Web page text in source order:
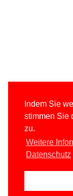
Indem Sie
stimmen Sie
zu.
Weitere
Datenschutz